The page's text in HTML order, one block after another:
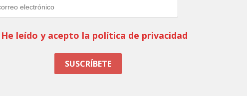
He leído y acepto la política de privacidad